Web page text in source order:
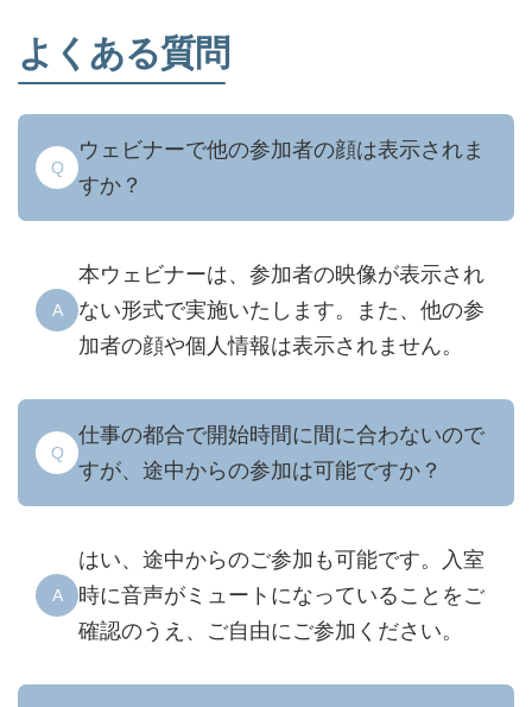
よくある質問
Q
ウェビナーで他の参加者の顔は表示されま
すか？
A
本ウェビナーは、参加者の映像が表示され
ない形式で実施いたします。また、他の参
加者の顔や個人情報は表示されません。
Q
仕事の都合で開始時間に間に合わないので
すが、途中からの参加は可能ですか？
A
はい、途中からのご参加も可能です。入室
時に音声がミュートになっていることをご
確認のうえ、ご自由にご参加ください。